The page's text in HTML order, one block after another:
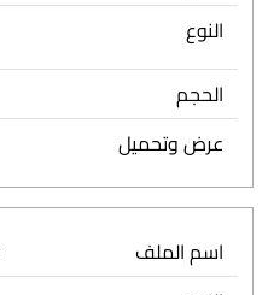
النوع
الحجم
عرض وتحميل
اسم الملف